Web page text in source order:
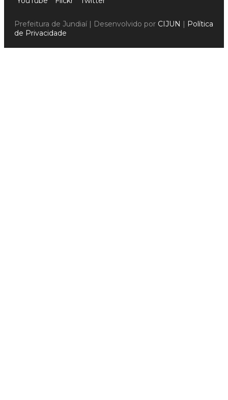
Prefeitura de Jundiaí | Desenvolvido por CIJUN | Política
de Privacidade